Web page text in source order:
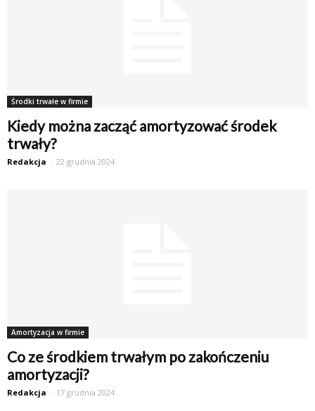
Środki trwałe w firmie
Kiedy można zacząć amortyzować środek
trwały?
Redakcja - 22 grudnia 2024
Amortyzacja w firmie
Co ze środkiem trwałym po zakończeniu
amortyzacji?
Redakcja - 17 grudnia 2024